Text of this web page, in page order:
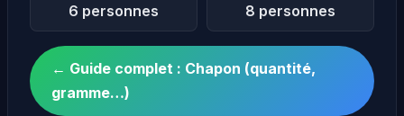
6 personnes 8 personnes
← Guide complet : Chapon (quantité,
gramme…)